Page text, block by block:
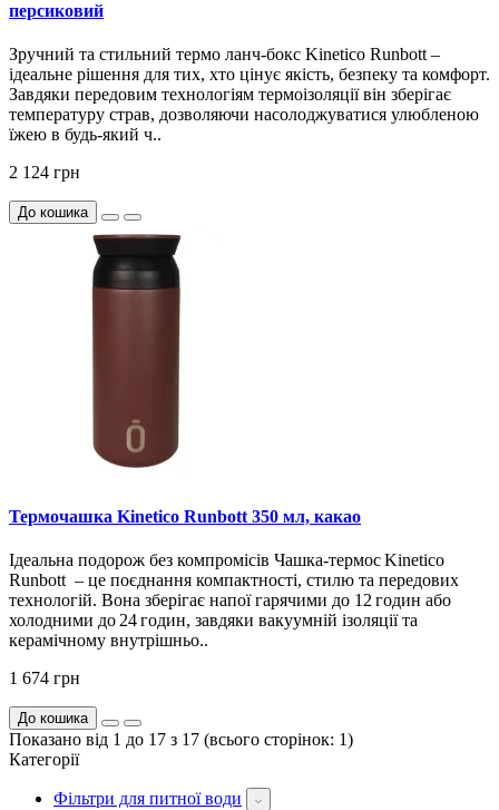
персиковий
Зручний та стильний термо ланч-бокс Kinetico Runbott –
ідеальне рішення для тих, хто цінує якість, безпеку та комфорт.
Завдяки передовим технологіям термоізоляції він зберігає
температуру страв, дозволяючи насолоджуватися улюбленою
їжею в будь-який ч..
2 124 грн
До кошика
Термочашка Kinetico Runbott 350 мл, какао
Ідеальна подорож без компромісів Чашка-термос Kinetico
Runbott – це поєднання компактності, стилю та передових
технологій. Вона зберігає напої гарячими до 12 годин або
холодними до 24 годин, завдяки вакуумній ізоляції та
керамічному внутрішньо..
1 674 грн
До кошика
Показано від 1 до 17 з 17 (всього сторінок: 1)
Категорії
Фільтри для питної води